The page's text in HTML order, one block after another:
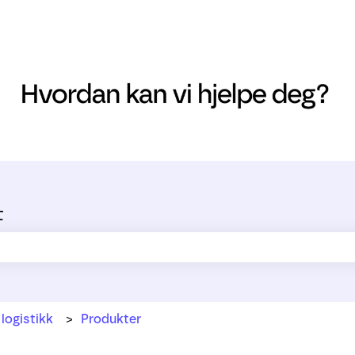
logistikk Produkter